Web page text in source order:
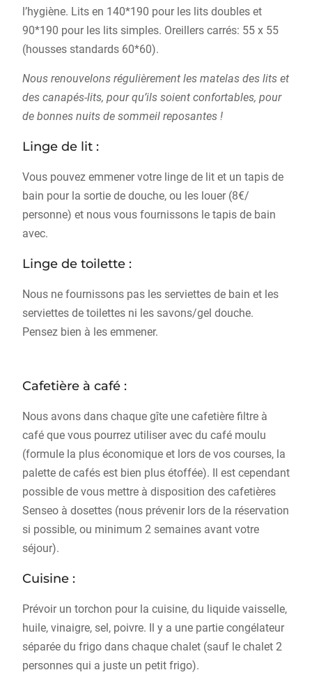
l’hygiène. Lits en 140*190 pour les lits doubles et
90*190 pour les lits simples. Oreillers carrés: 55 x 55
(housses standards 60*60).
Nous renouvelons régulièrement les matelas des lits et
des canapés-lits, pour qu’ils soient confortables, pour
de bonnes nuits de sommeil reposantes !
Linge de lit :
Vous pouvez emmener votre linge de lit et un tapis de
bain pour la sortie de douche, ou les louer (8€/
personne) et nous vous fournissons le tapis de bain
avec.
Linge de toilette :
Nous ne fournissons pas les serviettes de bain et les
serviettes de toilettes ni les savons/gel douche.
Pensez bien à les emmener.
Cafetière à café :
Nous avons dans chaque gîte une cafetière filtre à
café que vous pourrez utiliser avec du café moulu
(formule la plus économique et lors de vos courses, la
palette de cafés est bien plus étoffée). Il est cependant
possible de vous mettre à disposition des cafetières
Senseo à dosettes (nous prévenir lors de la réservation
si possible, ou minimum 2 semaines avant votre
séjour).
Cuisine :
Prévoir un torchon pour la cuisine, du liquide vaisselle,
huile, vinaigre, sel, poivre. Il y a une partie congélateur
séparée du frigo dans chaque chalet (sauf le chalet 2
personnes qui a juste un petit frigo).